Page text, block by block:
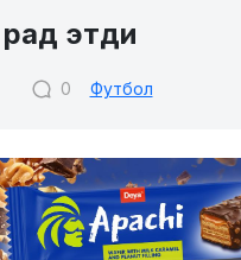
этди
0 Футбол